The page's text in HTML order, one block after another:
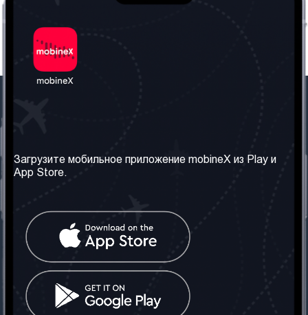
Наши сервисы
Правила и Условия
Часто задаваемые
вопросы
Контакт
Грузия: Тбилиси
Телефон: +442030340050
Социальные сети
Загрузите мобильное приложение mobineX из Play и
App Store.